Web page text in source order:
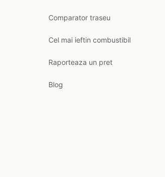
Comparator traseu
Cel mai ieftin combustibil
Raporteaza un pret
Blog